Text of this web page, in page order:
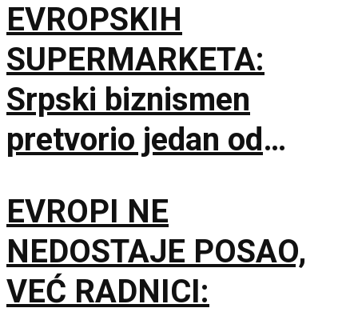
EVROPSKIH
SUPERMARKETA:
Srpski biznismen
pretvorio jedan od
Namibije u carstvo
stonog grožđa
EVROPI NE
NEDOSTAJE POSAO,
VEĆ RADNICI: